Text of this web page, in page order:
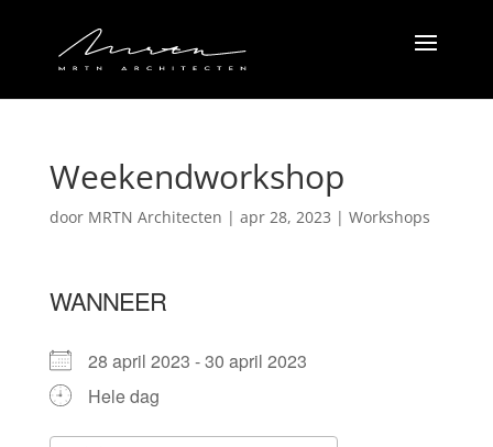
Weekendworkshop
door MRTN Architecten | apr 28, 2023 | Workshops
WANNEER
28 april 2023 - 30 april 2023
Hele dag